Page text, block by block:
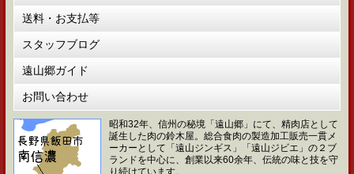
送料・お支払等
スタッフブログ
遠山郷ガイド
お問い合わせ
昭和32年、信州の秘境「遠山郷」にて、精肉店として
誕生した肉の鈴木屋。総合食肉の製造加工販売一貫メ
ーカーとして「遠山ジンギス」「遠山ジビエ」の２ブ
ランドを中心に、創業以来60余年、伝統の味と技を守
り続けています。